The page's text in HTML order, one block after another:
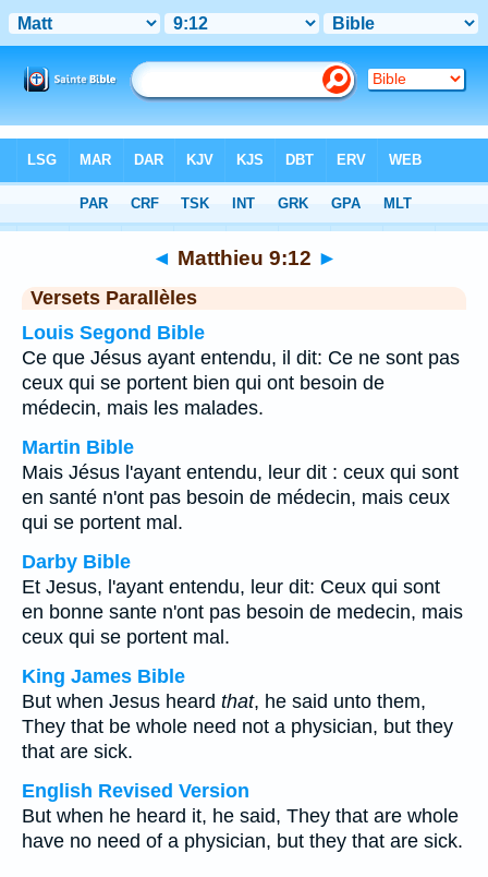
Chapitre 9 > Verset 12
◄ Matthieu 9:12 ►
Versets Parallèles
Louis Segond Bible
Ce que Jésus ayant entendu, il dit: Ce ne sont pas
ceux qui se portent bien qui ont besoin de
médecin, mais les malades.
Martin Bible
Mais Jésus l'ayant entendu, leur dit : ceux qui sont
en santé n'ont pas besoin de médecin, mais ceux
qui se portent mal.
Darby Bible
Et Jesus, l'ayant entendu, leur dit: Ceux qui sont
en bonne sante n'ont pas besoin de medecin, mais
ceux qui se portent mal.
King James Bible
But when Jesus heard that, he said unto them,
They that be whole need not a physician, but they
that are sick.
English Revised Version
But when he heard it, he said, They that are whole
have no need of a physician, but they that are sick.